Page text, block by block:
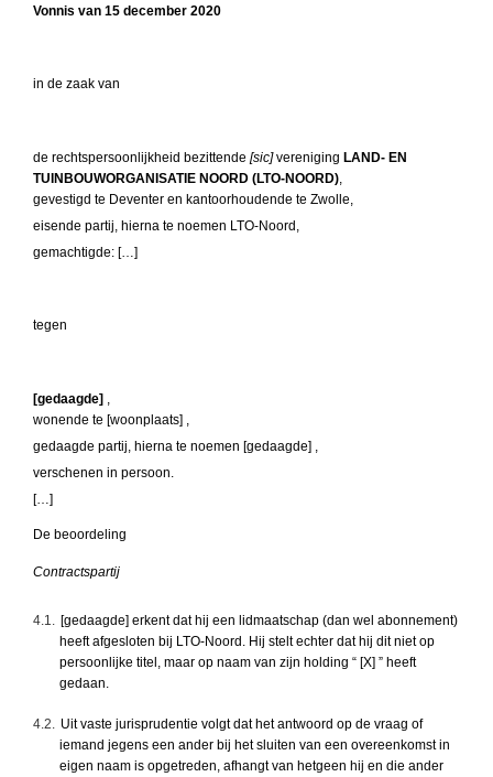
Vonnis van 15 december 2020
in de zaak van
de rechtspersoonlijkheid bezittende [sic]vereniging LAND- EN
TUINBOUWORGANISATIE NOORD (LTO-NOORD),
gevestigd te Deventer en kantoorhoudende te Zwolle,
eisende partij, hierna te noemen LTO-Noord,
gemachtigde: […]
tegen
[gedaagde] ,
wonende te [woonplaats] ,
gedaagde partij, hierna te noemen [gedaagde] ,
verschenen in persoon.
[…]
De beoordeling
Contractspartij
4.1. [gedaagde] erkent dat hij een lidmaatschap (dan wel abonnement)
heeft afgesloten bij LTO-Noord. Hij stelt echter dat hij dit niet op
persoonlijke titel, maar op naam van zijn holding “ [X] ” heeft
gedaan.
4.2. Uit vaste jurisprudentie volgt dat het antwoord op de vraag of
iemand jegens een ander bij het sluiten van een overeenkomst in
eigen naam is opgetreden, afhangt van hetgeen hij en die ander